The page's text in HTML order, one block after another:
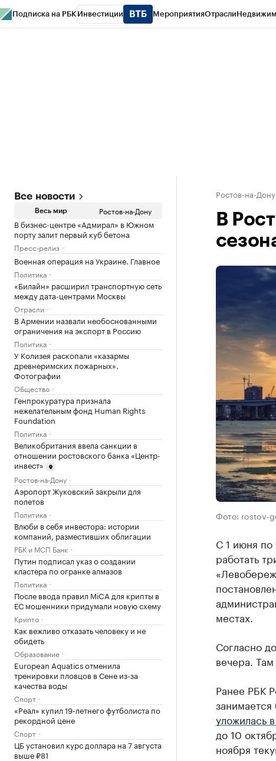
Подписка на РБК Инвестиции МероприятияОтрасли
Все новости
Весь мир Ростов-на-Дону
В бизнес-центре «Адмирал» в Южном
порту залит первый куб бетона
Пресс-релиз
Военная операция на Украине. Главное
Политика
«Билайн» расширил транспортную сеть
между дата-центрами Москвы
Отрасли
В Армении назвали необоснованными
ограничения на экспорт в Россию
Политика
У Колизея раскопали «казармы
древнеримских пожарных».
Фотографии
Общество
Генпрокуратура признала
нежелательным фонд Human Rights
Foundation
Политика
Великобритания ввела санкции в
отношении ростовского банка «Центр-
инвест»
Ростов-на-Дону
Аэропорт Жуковский закрыли для
полетов
Политика
Влюби в себя инвестора: истории
компаний, разместивших облигации
РБК и МСП Банк
Путин подписал указ о создании
кластера по огранке алмазов
Политика
После ввода правил MiCA для крипты в
ЕС мошенники придумали новую схему
Крипто
Как вежливо отказать человеку и не
обидеть
Образование
European Aquatics отменила
тренировки пловцов в Сене из-за
качества воды
Спорт
«Реал» купил 19-летнего футболиста по
рекордной цене
Спорт
ЦБ установил курс доллара на 7 августа
выше ₽81
Ростов-на-Дону
В
Фото: rostov-
С 1 июня по
работать
местах.
Согласно
вечера.
Ранее РБК
занимается
уложилась
до 10
ноября